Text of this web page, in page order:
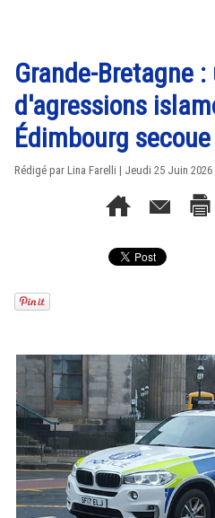
Grande-Bretagne
d'agressions
Édimbourg
Rédigé par Lina Farelli | Jeudi 25 Juin 2026